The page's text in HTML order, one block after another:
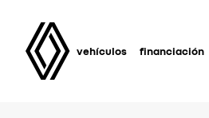
vehículos financiación